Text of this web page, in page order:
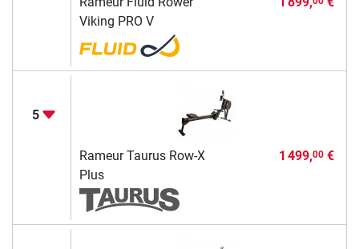
Viking PRO V
5
Rameur Taurus Row-X
Plus
1 499,00€